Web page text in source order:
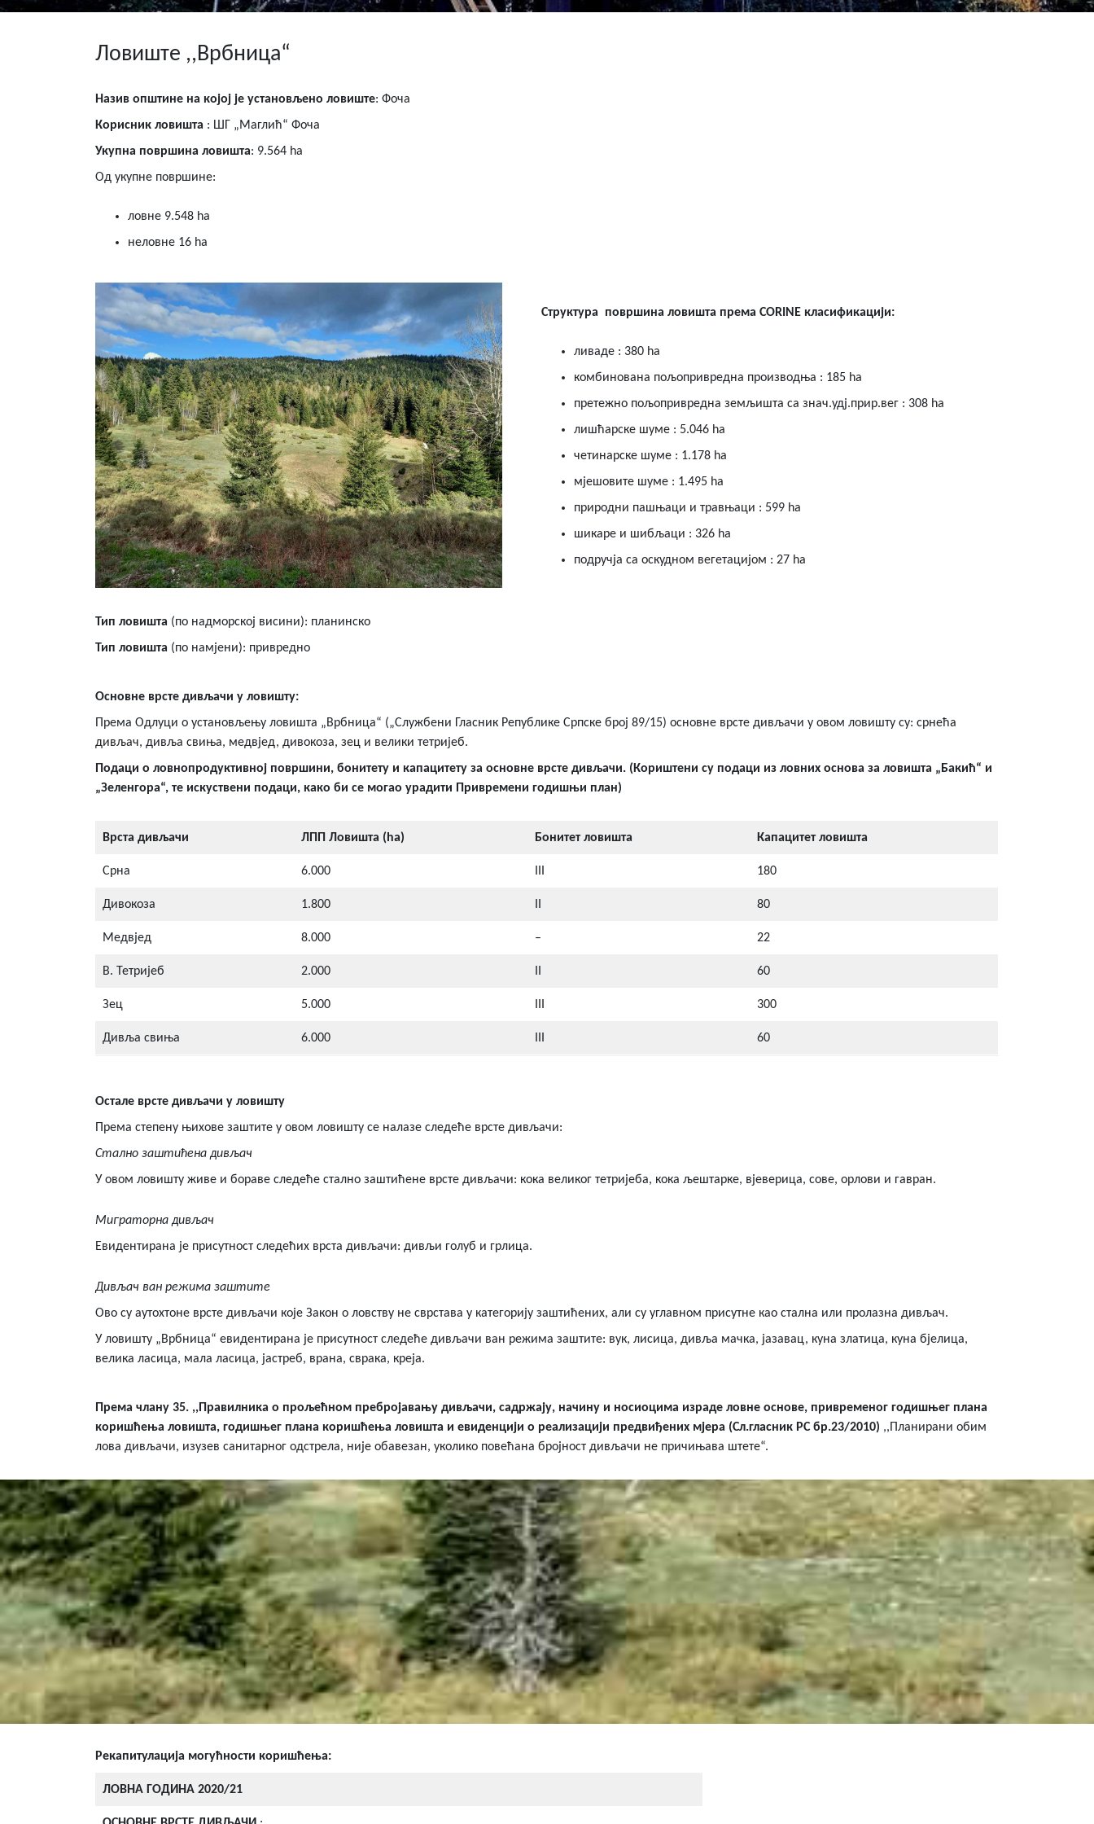
Ловиште ,,Врбница“
Назив општине на којој је установљено ловиште: Фоча
Корисник ловишта : ШГ „Маглић“ Фоча
Укупна површина ловишта: 9.564 ha
Од укупне површине:
ловне 9.548 ha
неловне 16 ha
Структура површина ловишта према CORINE класификацији:
ливаде : 380 ha
комбинована пољопривредна производња : 185 ha
претежно пољопривредна земљишта са знач.удј.прир.вег : 308 ha
лишћарске шуме : 5.046 ha
четинарске шуме : 1.178 ha
мјешовите шуме : 1.495 ha
природни пашњаци и травњаци : 599 ha
шикаре и шибљаци : 326 ha
подручја са оскудном вегетацијом : 27 ha
Тип ловишта (по надморској висини): планинско
Тип ловишта (по намјени): привредно
Основне врсте дивљачи у ловишту:
Према Одлуци о установљењу ловишта „Врбница“ („Службени Гласник Републике Српске број 89/15) основне врсте дивљачи у овом ловишту су: срнећа
дивљач, дивља свиња, медвјед, дивокоза, зец и велики тетријеб.
Подаци о ловнопродуктивној површини, бонитету и капацитету за основне врсте дивљачи. (Кориштени су подаци из ловних основа за ловишта „Бакић“ и
„Зеленгора“, те искуствени подаци, како би се могао урадити Привремени годишњи план)
Врста дивљачи ЛПП Ловишта (ha) Бонитет ловишта Капацитет ловишта
Срна 6.000 III 180
Дивокоза 1.800 II 80
Медвјед 8.000 – 22
В. Тетријеб 2.000 II 60
Зец 5.000 III 300
Дивља свиња 6.000 III 60
Остале врсте дивљачи у ловишту
Према степену њихове заштите у овом ловишту се налазе следеће врсте дивљачи:
Стално заштићена дивљач
У овом ловишту живе и бораве следеће стално заштићене врсте дивљачи: кока великог тетријеба, кока љештарке, вјеверица, сове, орлови и гавран.
Миграторна дивљач
Евидентирана је присутност следећих врста дивљачи: дивљи голуб и грлица.
Дивљач ван режима заштите
Ово су аутохтоне врсте дивљачи које Закон о ловству не сврстава у категорију заштићених, али су углавном присутне као стална или пролазна дивљач.
У ловишту „Врбница“ евидентирана је присутност следеће дивљачи ван режима заштите: вук, лисица, дивља мачка, јазавац, куна златица, куна бјелица,
велика ласица, мала ласица, јастреб, врана, сврака, креја.
Према члану 35. ,,Правилника о прољећном пребројавању дивљачи, садржају, начину и носиоцима израде ловне основе, привременог годишњег плана
коришћења ловишта, годишњег плана коришћења ловишта и евиденцији о реализацији предвиђених мјера (Сл.гласник РС бр.23/2010) ,,Планирани обим
лова дивљачи, изузев санитарног одстрела, није обавезан, уколико повећана бројност дивљачи не причињава штете“.
Рекапитулација могућности коришћења:
ЛОВНА ГОДИНА 2020/21